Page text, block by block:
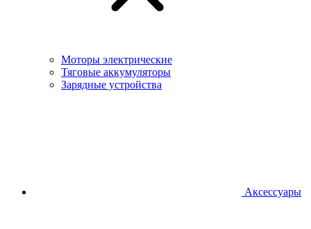
Моторы электрические
Тяговые аккумуляторы
Зарядные устройства
Аксессуары